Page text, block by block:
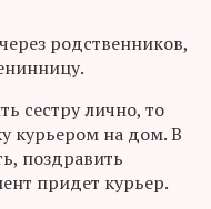
родственников,
сестру лично, то
курьером на дом. В
поздравить
придет курьер.